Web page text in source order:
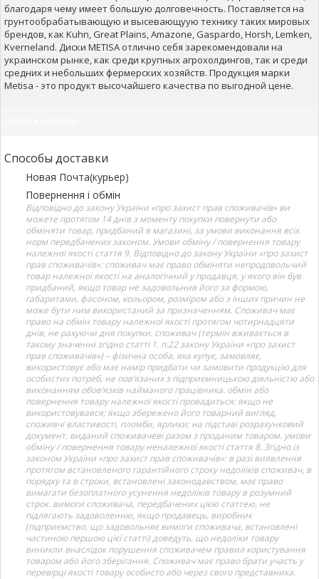
благодаря чему имеет большую долговечность. Поставляется на
грунтообрабатывающую и высевающуую технику таких мировых
брендов, как Kuhn, Great Plains, Amazone, Gaspardo, Horsh, Lemken,
Kverneland. Диски METISA отлично себя зарекомендовали на
украинском рынке, как среди крупных агрохолдингов, так и среди
средних и небольших фермерских хозяйств. Продукция марки
Metisa - это продукт высочайшего качества по выгодной цене.
Способы доставки
Новая Почта(курьер)
Повернення і обмін
Відповідно до закону України «про захист прав споживачів» ви
можете протягом 14 днів з моменту покупки повернути або
обміняти товар, придбаний в магазині, за умови виконання всіх
норм передбачених законом. Умови обміну / повернення товару
належної якості стаття 9. Відповідно до закону України «про захист
прав споживачів»: споживач має право обміняти непродовольчий
товар належної якості на аналогічний у продавця, у якого він був
придбаний, якщо товар не задовольнив його за формою,
габаритами, фасоном, кольором, розміром або з інших причин не
може бути ним використаний за призначенням. Споживач має
право на обмін товару належної якості протягом чотирнадцяти
днів, не рахуючи дня покупки. споживач (термін вживається в
такому значенні згідно статті 1. п.22 закону України «про захист
прав споживачів») – фізична особа, яка купує, замовляє,
використовує або має намір придбати чи замовити продукцію для
особистих потреб, не пов’язаних з підприємницькою діяльністю або
виконанням обов’язків найманого працівника. обмін або
повернення товару належної якості провадиться: якщо не
використовувався; якщо збережено його товарний вигляд,
споживчі властивості, пломби, ярлики; на підставі розрахунковий
документ, виданий споживачеві разом з проданим товаром. умови
обміну / повернення товару неналежної якості стаття 8. Згідно із
законом України «про захист прав споживачів»: в разі виявлення
протягом встановленого гарантійного строку недоліків споживач, в
порядку та в строки, встановлені законодавством, має право
вимагати безоплатного усунення недоліків товару в розумний
строк. вимоги споживача, передбачених цією статтею, не
підлягають задоволенню, якщо продавець, виробник
(підприємство, що задовольняє вимоги споживача, встановлені
частиною першою цієї статті) доведуть, що недоліки товару
виникли внаслідок порушення споживачем правил користування
товаром або його зберігання. Споживач має право брати участь у
перевірці якості товару особисто або через свого представника.